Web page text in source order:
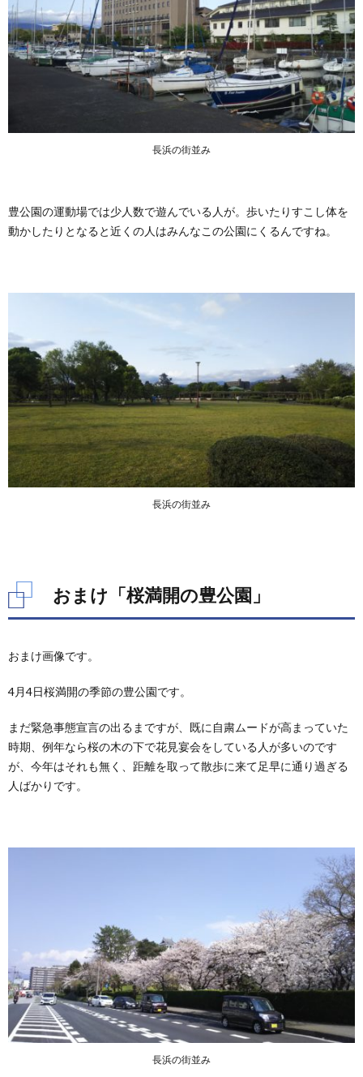
長浜の街並み
豊公園の運動場では少人数で遊んでいる人が。歩いたりすこし体を
動かしたりとなると近くの人はみんなこの公園にくるんですね。
長浜の街並み
おまけ「桜満開の豊公園」
おまけ画像です。
4月4日桜満開の季節の豊公園です。
まだ緊急事態宣言の出るまですが、既に自粛ムードが高まっていた
時期、例年なら桜の木の下で花見宴会をしている人が多いのです
が、今年はそれも無く、距離を取って散歩に来て足早に通り過ぎる
人ばかりです。
長浜の街並み